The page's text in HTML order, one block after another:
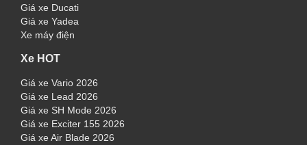
Giá xe Ducati
Giá xe Yadea
Xe máy điện
Xe HOT
Giá xe Vario 2026
Giá xe Lead 2026
Giá xe SH Mode 2026
Giá xe Exciter 155 2026
Giá xe Air Blade 2026